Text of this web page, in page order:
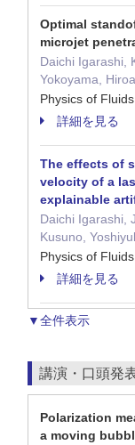
Optimal
microjet
Daichi Igarashi,
Yokoyama,
Physics of
詳細を見る
The effects of
velocity of a
explainable
Daichi Igarashi,
Kusuno,
Physics of
詳細を見る
▼全件表示
講演・口頭発
Polarization
a moving